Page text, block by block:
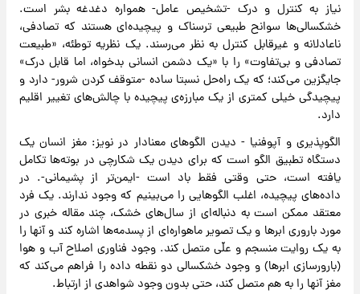
نیاز به کنترل و درک -تشخیص عامل- همواره دغدغه بشر است.
خشکسالی‌ها سوانح طبیعی ترسناک و پیچیده‌ای هستند که تصادفی،
ناعادلانه و غیرقابل کنترل به نظر می‌رسند. یک نظریه توطئه، «طبیعت
تصادفی و بی‌تفاوت» را با «یک دشمن انسانی بدخواه، اما قابل درک»
جایگزین می‌کند؛ که یک راه‌حل نسبتا ساده -متوقف کردن شرور- دارد و
پیچیدگی خیلی کمتری از یک مبارزه‌ی پیچیده با چالش‌های تغییر اقلیم
دارد.
الگوپذیری و آپوفنیا - دیدن الگو‌های معنادار در نویز: مغز انسان یک
دستگاه تطبیق الگو است که برای دیدن یک شکارچی در بوته‌ها تکامل
یافته است، حتی وقتی فقط باد است -ایمن‌تر از پشیمانی-. در
داده‌های پیچیده، اغلب الگو‌هایی را می‌بینیم که وجود ندارند. یک فرد
معتقد ممکن است به دنباله‌ای از سال‌های خشک، چند مقاله خبری در
مورد باروری ابر‌ها و یک تصویر ماهواره‌ای از پسدمه‌ها اشاره کند و آنها را
به یک روایت منسجم و علّی متصل کند. وجود فناوری اصلاح آب و هوا
(بارورسازی ابرها) و وجود خشکسالی دو نقطه داده را فراهم می‌کند که
مغز آنها را به هم متصل کند، حتی بدون وجود شواهدی از ارتباط.